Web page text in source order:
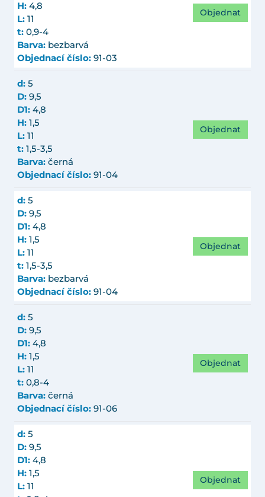
H: 4,8
L: 11
t: 0,9-4
Barva: bezbarvá
Objednací číslo: 91-03
Objednat
d: 5
D: 9,5
D1: 4,8
H: 1,5
L: 11
t: 1,5-3,5
Barva: černá
Objednací číslo: 91-04
Objednat
d: 5
D: 9,5
D1: 4,8
H: 1,5
L: 11
t: 1,5-3,5
Barva: bezbarvá
Objednací číslo: 91-04
Objednat
d: 5
D: 9,5
D1: 4,8
H: 1,5
L: 11
t: 0,8-4
Barva: černá
Objednací číslo: 91-06
Objednat
d: 5
D: 9,5
D1: 4,8
H: 1,5
L: 11
Objednat